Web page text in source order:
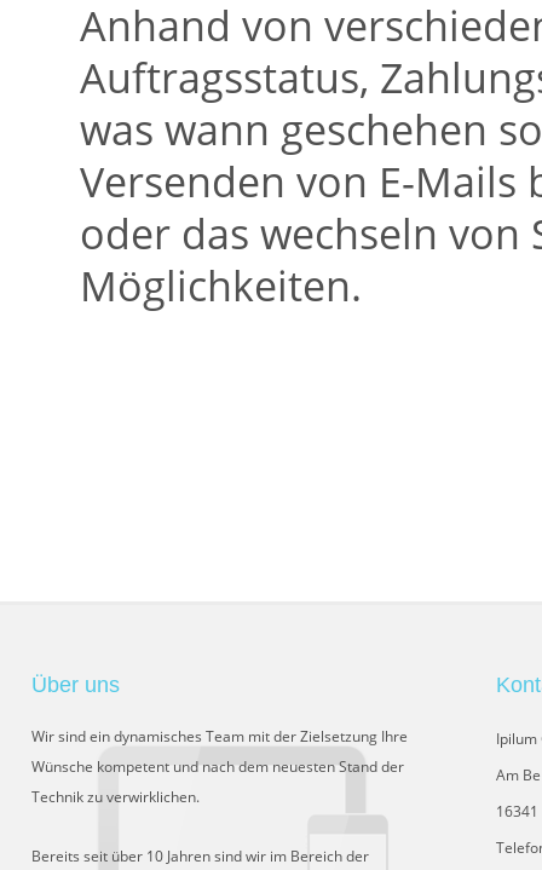
Anhand von
Auftragsstatus,
was wann geschehen
Versenden von E-
oder das wechseln
Möglichkeiten.
Über uns
Wir sind ein dynamisches Team mit der Zielsetzung Ihre
Wünsche kompetent und nach dem neuesten Stand der
Technik zu verwirklichen.
Bereits seit über 10 Jahren sind wir im Bereich der
Ipilum
Am